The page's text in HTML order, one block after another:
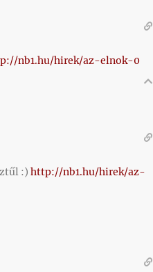
nb1.hu/hirek/az-elnok-0
:) http://nb1.hu/hirek/az-